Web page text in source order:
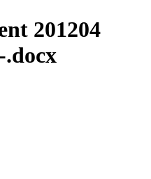
201204
.docx